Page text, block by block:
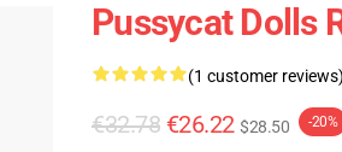
Pussycat Dolls
(1 customer reviews)
€32.78 €26.22 $28.50 -20%